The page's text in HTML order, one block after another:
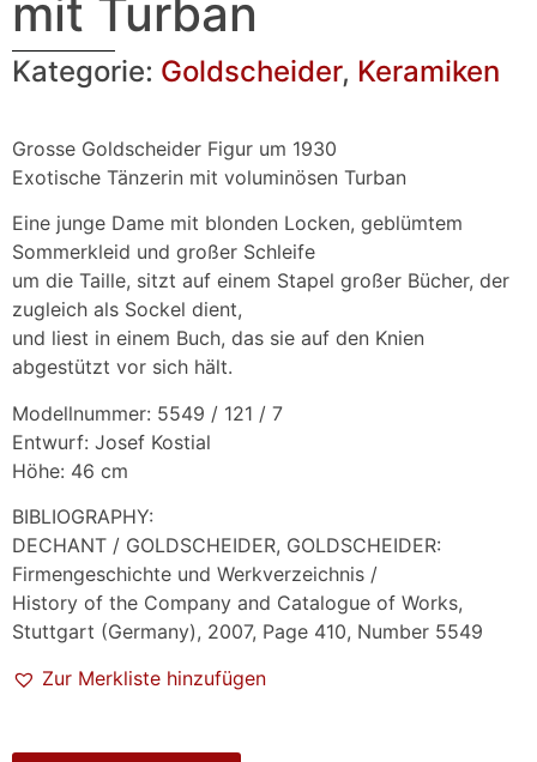
mit Turban
Kategorie: Goldscheider, Keramiken
Grosse Goldscheider Figur um 1930
Exotische Tänzerin mit voluminösen Turban
Eine junge Dame mit blonden Locken, geblümtem
Sommerkleid und großer Schleife
um die Taille, sitzt auf einem Stapel großer Bücher, der
zugleich als Sockel dient,
und liest in einem Buch, das sie auf den Knien
abgestützt vor sich hält.
Modellnummer: 5549 / 121 / 7
Entwurf: Josef Kostial
Höhe: 46 cm
BIBLIOGRAPHY:
DECHANT / GOLDSCHEIDER, GOLDSCHEIDER:
Firmengeschichte und Werkverzeichnis /
History of the Company and Catalogue of Works,
Stuttgart (Germany), 2007, Page 410, Number 5549
Zur Merkliste hinzufügen